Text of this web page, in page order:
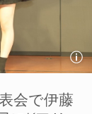
会で伊藤